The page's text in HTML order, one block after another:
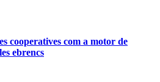
cooperatives com a motor de
ebrencs